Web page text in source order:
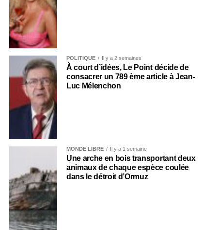
POLITIQUE Il y a 2 semaines
À court d’idées, Le Point décide de
consacrer un 789 ème article à Jean-
Luc Mélenchon
MONDE LIBRE Il y a 1 semaine
Une arche en bois transportant deux
animaux de chaque espèce coulée
dans le détroit d’Ormuz